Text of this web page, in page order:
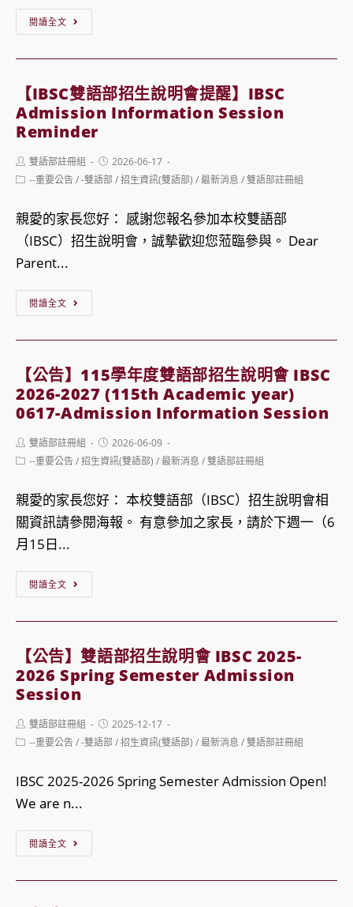
Application
for
New
Grade
10-
students
入
學
考
榜
單
閱讀全文
IBSC
Entrance
Test
(July
2026)
【IBSC雙語部招生說明會提醒】IBSC
Admission Information Session
Reminder
Post
author:
雙語部註冊組
Post
published:
2026-06-17
Post--重要公告/-雙語部/招生資訊(雙語部) /最新消息 /雙語部註冊組
親愛的家長您好： 感謝您報名參加本校雙語部
（IBSC）招生說明會，誠摯歡迎您蒞臨參與。 Dear
Parent...
閱讀全文
語
部
招
生
明
提
醒】
【公告】115學年度雙語部招生說明會 IBSC
2026-2027 (115th Academic year)
0617-Admission Information Session
Post
author:
雙語部註冊組
Post
published:
2026-06-09
Post--重要公告/招生資訊(雙語部) /最新消息 /雙語部註冊組
親愛的家長您好： 本校雙語部（IBSC）招生說明會相
關資訊請參閱海報。 有意參加之家長，請於下週一（6
月15日...
閱讀全文
115
學
年
語
招
【公告】雙語部招生說明會 IBSC 2025-
2026 Spring Semester Admission
Session
Post
author:
雙語部註冊組
Post
published:
2025-12-17
Post--重要公告/-雙語部/招生資訊(雙語部) /最新消息 /雙語部註冊組
IBSC 2025-2026 Spring Semester Admission Open!
We are n...
閱讀全文
雙